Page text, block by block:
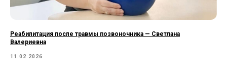
Реабилитация после травмы позвоночника — Светлана
Валериевна
11.02.2026